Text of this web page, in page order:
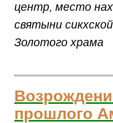
центр, место
святыни
Золотого храма
прошлого